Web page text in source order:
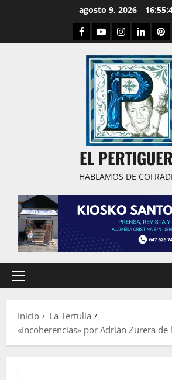
agosto 9, 2026
Facebook
YoutubeInstagram
Linked
EL
HABLAMOS DE
Menú
Inicio
La Tertulia
«Incoherencias» por Adrián Zurera de